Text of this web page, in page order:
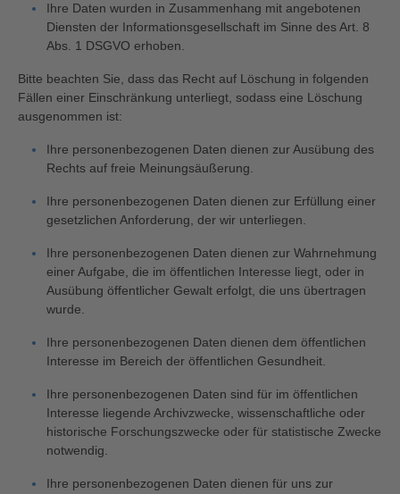
Ihre Daten wurden in Zusammenhang mit angebotenen
Diensten der Informationsgesellschaft im Sinne des Art. 8
Abs. 1 DSGVO erhoben.
Bitte beachten Sie, dass das Recht auf Löschung in folgenden
Fällen einer Einschränkung unterliegt, sodass eine Löschung
ausgenommen ist:
Ihre personenbezogenen Daten dienen zur Ausübung des
Rechts auf freie Meinungsäußerung.
Ihre personenbezogenen Daten dienen zur Erfüllung einer
gesetzlichen Anforderung, der wir unterliegen.
Ihre personenbezogenen Daten dienen zur Wahrnehmung
einer Aufgabe, die im öffentlichen Interesse liegt, oder in
Ausübung öffentlicher Gewalt erfolgt, die uns übertragen
wurde.
Ihre personenbezogenen Daten dienen dem öffentlichen
Interesse im Bereich der öffentlichen Gesundheit.
Ihre personenbezogenen Daten sind für im öffentlichen
Interesse liegende Archivzwecke, wissenschaftliche oder
historische Forschungszwecke oder für statistische Zwecke
notwendig.
Ihre personenbezogenen Daten dienen für uns zur